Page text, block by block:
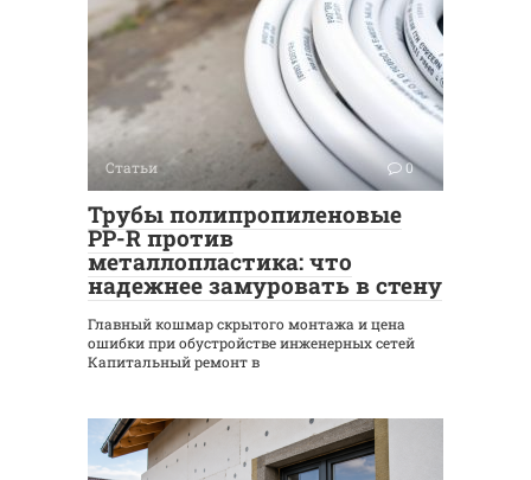
Статьи 0
Трубы полипропиленовые
PP-R против
металлопластика: что
надежнее замуровать в стену
Главный кошмар скрытого монтажа и цена
ошибки при обустройстве инженерных сетей
Капитальный ремонт в